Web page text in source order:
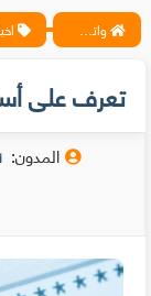
واتس آب ، فيسبوك ، أنترنت ، شروحات تقنية حصرية - المحترف
تعرف على
المدون: